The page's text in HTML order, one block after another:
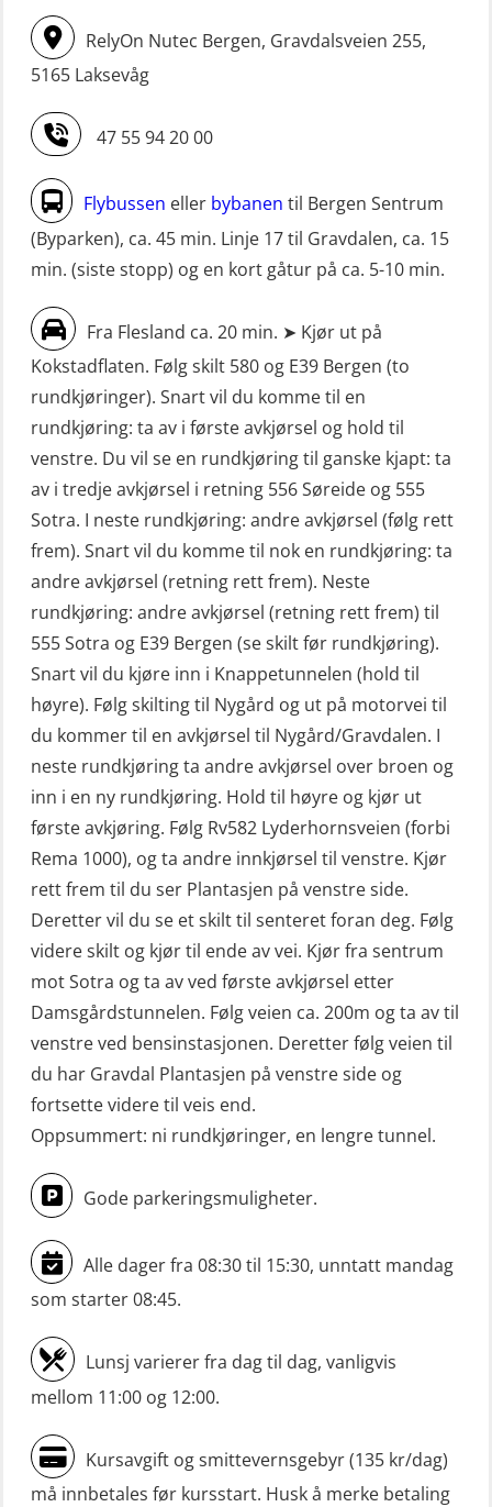
Livbåtfører FF1200 repetisjon
simulator (OSE161)
Livbåtfører Sliskelivbåt grunnkurs
m/E-læring (OSEBLE006)
Livbåtfører fritt fall FF48 repetisjon
(OSE1471)
Livbåtfører grunnkurs m/E-læring
Livbåtfører grunnkurs m/E-læring
FF1200 simulator (OSEBLE007)
Livbåtfører grunnkurs m/E-læring
FF48 og FF1000D (OSEBLE004)
Livbåtfører grunnkurs m/E-læring
Konvensjonell livbåt (OSEBLE005)
Livbåtfører konvensjonell livbåt –
grunnleggende (OSE135)
Livbåtfører konvensjonell repetisjon
(OSE1361)
Livbåtfører konvertering til FF48 inkl.
repetisjon (OSE106)
Livbåtfører sliskelivbåt repetisjon
(OSE1301)
Livbåtfører sliskestuplivbåt –
grunnleggende (OSE129)
Mann-Over-Bord (hurtiggående) liten
båt m/mørkekjøring – grunnleggende
(OSE114)
Mann-Over-Bord (hurtiggående) liten
båt m/mørkekjøring – repetisjon
(OSE151)
Mann-Over-Bord (hurtiggående) liten
båt u/mørkekjøring – grunnleggende
(OSE1142)
Mann-Over-Bord liten båt (MOB)
u/mørkekjøring – repetisjon (OSE152)
Mørkekjøring-modul for Mann-Over-
Bord (hurtiggående) liten båt
(OSE1001)
ROC sertifikat grunnleggende
(GMDSS) (ORC102)
(MSE113)
STCW oppgradering for
dekksoffiserer uten fartstid 66 t
(MBS124)
STCW oppgradering for
maskinoffiserer uten fartstid 66 t
(MBS125)
Sikkerhetskurs for ansatte på
oppdrettsanlegg (LBS100)
Sjøfolk med særskilte sikringsplikter
(MBS1191)
Ulykkesgransking – Webinar (LSP103)
VHF / SRC 2 dager (ORC104)
Videregående sikkerhetsopplæring
for skipsoffiserer (MBS100)
RelyOn Nutec Bergen, Gravdalsveien 255,
5165 Laksevåg
47 55 94 20 00
Flybussen eller bybanen til Bergen Sentrum
(Byparken), ca. 45 min. Linje 17 til Gravdalen, ca. 15
min. (siste stopp) og en kort gåtur på ca. 5-10 min.
Fra Flesland ca. 20 min. ➤ Kjør ut på
Kokstadflaten. Følg skilt 580 og E39 Bergen (to
rundkjøringer). Snart vil du komme til en
rundkjøring: ta av i første avkjørsel og hold til
venstre. Du vil se en rundkjøring til ganske kjapt: ta
av i tredje avkjørsel i retning 556 Søreide og 555
Sotra. I neste rundkjøring: andre avkjørsel (følg rett
frem). Snart vil du komme til nok en rundkjøring: ta
andre avkjørsel (retning rett frem). Neste
rundkjøring: andre avkjørsel (retning rett frem) til
555 Sotra og E39 Bergen (se skilt før rundkjøring).
Snart vil du kjøre inn i Knappetunnelen (hold til
høyre). Følg skilting til Nygård og ut på motorvei til
du kommer til en avkjørsel til Nygård/Gravdalen. I
neste rundkjøring ta andre avkjørsel over broen og
inn i en ny rundkjøring. Hold til høyre og kjør ut
første avkjøring. Følg Rv582 Lyderhornsveien (forbi
Rema 1000), og ta andre innkjørsel til venstre. Kjør
rett frem til du ser Plantasjen på venstre side.
Deretter vil du se et skilt til senteret foran deg. Følg
videre skilt og kjør til ende av vei. Kjør fra sentrum
mot Sotra og ta av ved første avkjørsel etter
Damsgårdstunnelen. Følg veien ca. 200m og ta av til
venstre ved bensinstasjonen. Deretter følg veien til
du har Gravdal Plantasjen på venstre side og
fortsette videre til veis end.
Oppsummert: ni rundkjøringer, en lengre tunnel.
Gode parkeringsmuligheter.
Alle dager fra 08:30 til 15:30, unntatt mandag
som starter 08:45.
Lunsj varierer fra dag til dag, vanligvis
mellom 11:00 og 12:00.
Kursavgift og smittevernsgebyr (135 kr/dag)
må innbetales før kursstart. Husk å merke betaling